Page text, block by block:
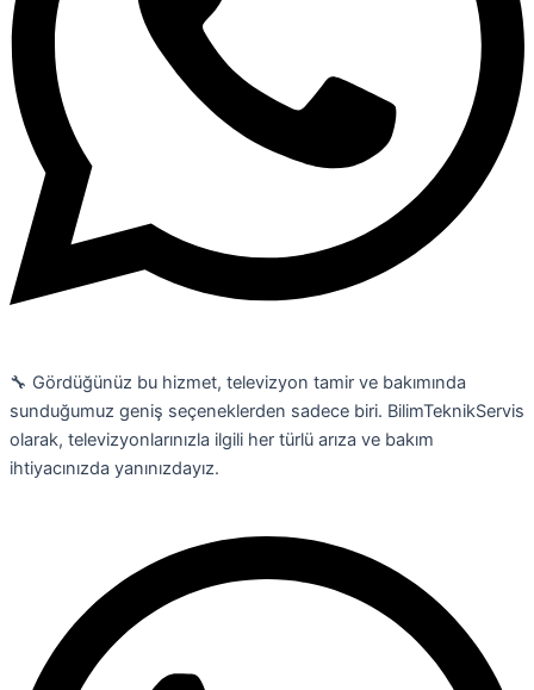
🔧 Gördüğünüz bu hizmet, televizyon tamir ve bakımında
sunduğumuz geniş seçeneklerden sadece biri. BilimTeknikServis
olarak, televizyonlarınızla ilgili her türlü arıza ve bakım
ihtiyacınızda yanınızdayız.